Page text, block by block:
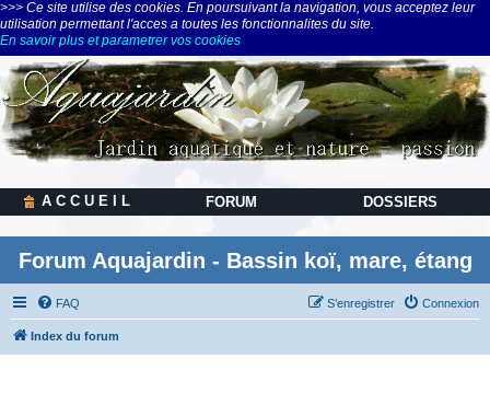
>>> Ce site utilise des cookies. En poursuivant la navigation, vous acceptez leur
utilisation permettant l'acces a toutes les fonctionnalites du site.
En savoir plus et parametrer vos cookies
A C C U E I L FORUM DOSSIERS
Forum Aquajardin - Bassin koï, mare, étang
FAQ Connexion
S’enregistrer
Index du forum